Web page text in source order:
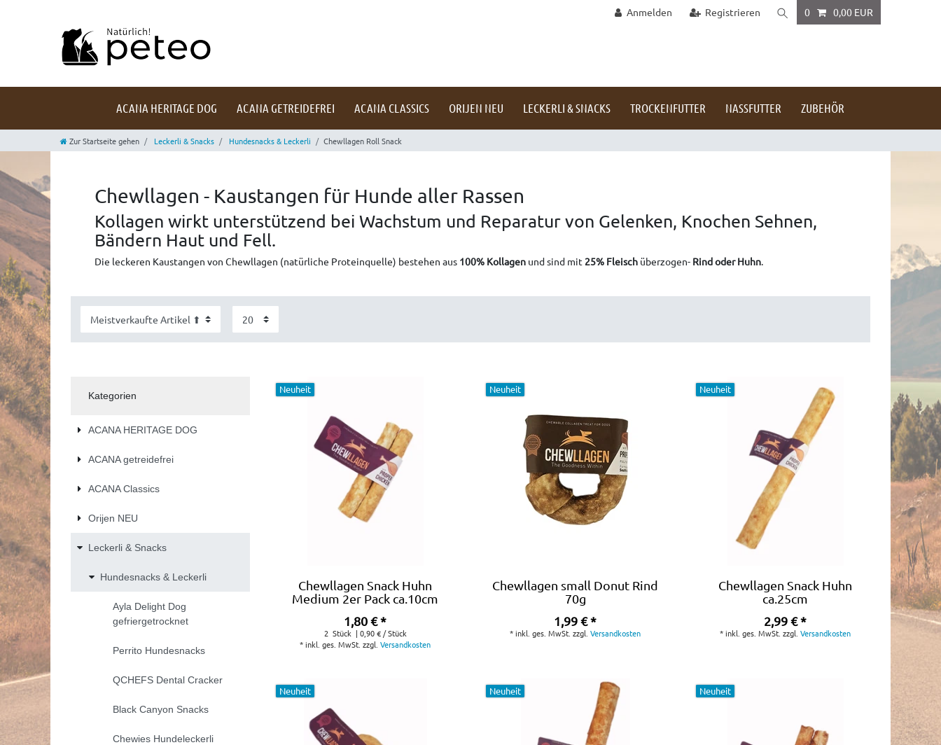
Anmelden Registrieren 0 0,00 EUR
ACANA HERITAGE DOG ACANA GETREIDEFREI ACANA CLASSICS ORIJEN NEU LECKERLI & SNACKS TROCKENFUTTER NASSFUTTER ZUBEHÖR
Zur Startseite gehen Leckerli & Snacks Hundesnacks & Leckerli Chewllagen Roll Snack
Chewllagen - Kaustangen für Hunde aller Rassen
Kollagen wirkt unterstützend bei Wachstum und Reparatur von Gelenken, Knochen Sehnen,
Bändern Haut und Fell.
Die leckeren Kaustangen von Chewllagen (natürliche Proteinquelle) bestehen aus 100% Kollagen und sind mit 25% Fleisch überzogen- Rind oder Huhn.
Kategorien
ACANA HERITAGE DOG
ACANA getreidefrei
ACANA Classics
Orijen NEU
Leckerli & Snacks
Hundesnacks & Leckerli
Ayla Delight Dog
gefriergetrocknet
Perrito Hundesnacks
QCHEFS Dental Cracker
Black Canyon Snacks
Chewies Hundeleckerli
Neuheit
Chewllagen Snack Huhn
Medium 2er Pack ca.10cm
1,80 € *
2 Stück | 0,90 € / Stück
*inkl. ges. MwSt. zzgl.Versandkosten
Neuheit
Chewllagen small Donut Rind
70g
1,99 € *
*inkl. ges. MwSt. zzgl.Versandkosten
Neuheit
Chewllagen Snack Huhn
ca.25cm
2,99 € *
*inkl. ges. MwSt. zzgl.Versandkosten
Neuheit Neuheit Neuheit